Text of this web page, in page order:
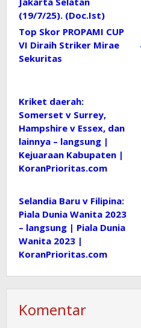
Top Skor PROPAMI CUP
VI Diraih Striker Mirae
Sekuritas
Kriket daerah:
Somerset v Surrey,
Hampshire v Essex, dan
lainnya – langsung |
Kejuaraan Kabupaten |
KoranPrioritas.com
Selandia Baru v Filipina:
Piala Dunia Wanita 2023
– langsung | Piala Dunia
Wanita 2023 |
KoranPrioritas.com
Komentar